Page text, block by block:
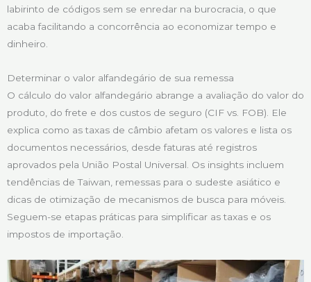
labirinto de códigos sem se enredar na burocracia, o que
acaba facilitando a concorrência ao economizar tempo e
dinheiro.
Determinar o valor alfandegário de sua remessa
O cálculo do valor alfandegário abrange a avaliação do valor do
produto, do frete e dos custos de seguro (CIF vs. FOB). Ele
explica como as taxas de câmbio afetam os valores e lista os
documentos necessários, desde faturas até registros
aprovados pela União Postal Universal. Os insights incluem
tendências de Taiwan, remessas para o sudeste asiático e
dicas de otimização de mecanismos de busca para móveis.
Seguem-se etapas práticas para simplificar as taxas e os
impostos de importação.